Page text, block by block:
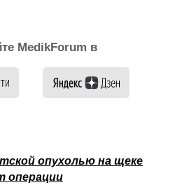
MedikForum в
опухолью на щеке
операции